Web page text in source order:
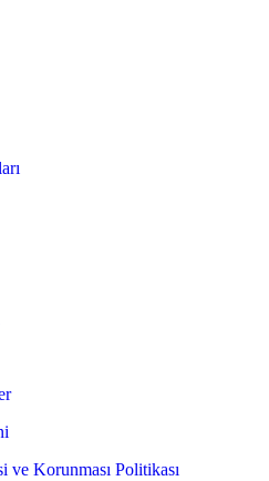
ve Korunması Politikası